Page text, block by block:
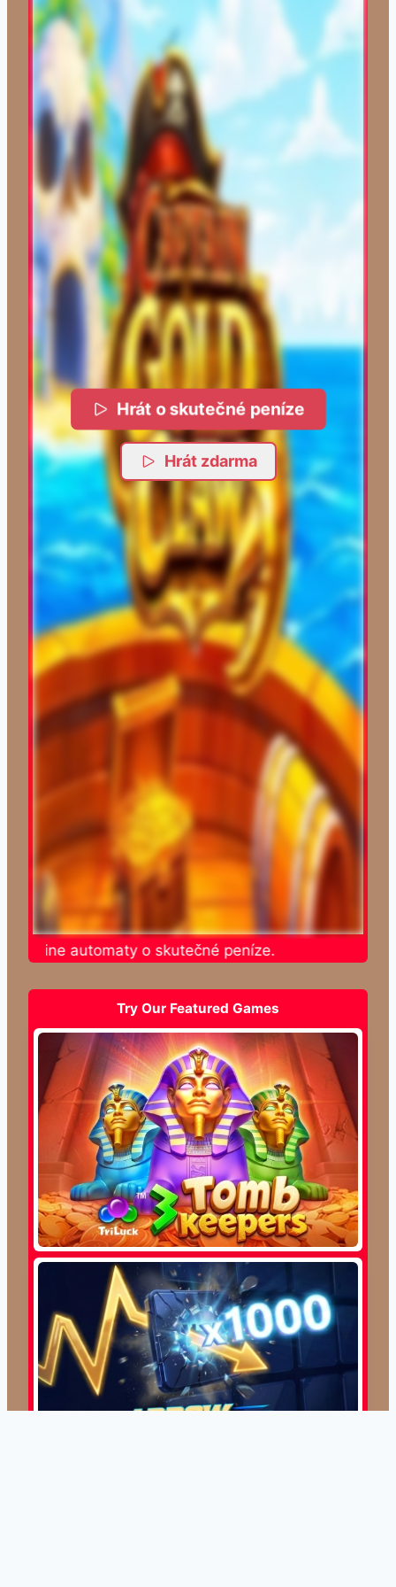
Hrát o skutečné peníze
Hrát zdarma
automaty o skutečné peníze.
Try Our Featured Games